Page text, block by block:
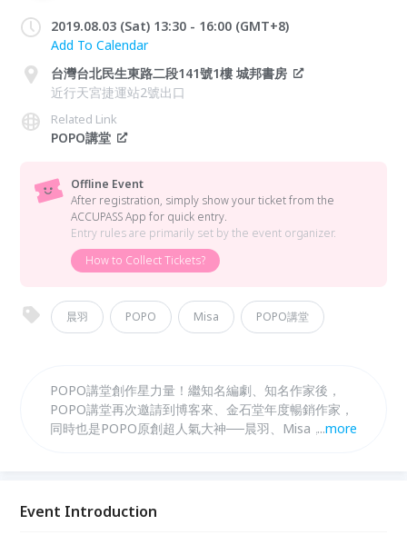
2019.08.03 (Sat) 13:30 - 16:00 (GMT+8)
Add To Calendar
台灣台北民生東路二段141號1樓 城邦書房
近行天宮捷運站2號出口
Related Link
POPO講堂
Offline Event
After registration, simply show your ticket from the
ACCUPASS App for quick entry.
Entry rules are primarily set by the event organizer.
How to Collect Tickets?
晨羽 POPO Misa POPO講堂
POPO講堂創作星力量！繼知名編劇、知名作家後，
POPO講堂再次邀請到博客來、金石堂年度暢銷作家，
同時也是POPO原創超人氣大神──晨羽、Misa，於7、
...more
Event Introduction